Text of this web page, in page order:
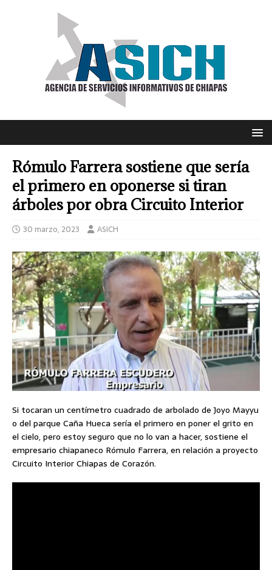
Rómulo Farrera sostiene que sería
el primero en oponerse si tiran
árboles por obra Circuito Interior
30 marzo, 2023 ASICH
Si tocaran un centímetro cuadrado de arbolado de Joyo Mayyu
o del parque Caña Hueca sería el primero en poner el grito en
el cielo, pero estoy seguro que no lo van a hacer, sostiene el
empresario chiapaneco Rómulo Farrera, en relación a proyecto
Circuito Interior Chiapas de Corazón.